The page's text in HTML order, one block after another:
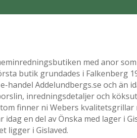
med anor
butik grundades i Falkenberg
handel Addelundbergs.se och än
inredningsdetaljer och
finner ni Webers
idag en del av Önska med lager i
ligger i Gislaved.